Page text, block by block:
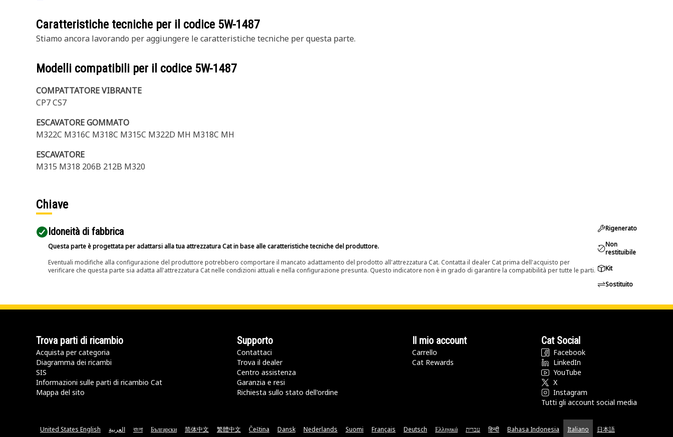
Caratteristiche tecniche per il codice 5W-1487
Stiamo ancora lavorando per aggiungere le caratteristiche tecniche per questa parte.
Modelli compatibili per il codice 5W-1487
COMPATTATORE VIBRANTE
CP7 CS7
ESCAVATORE GOMMATO
M322C M316C M318C M315C M322D MH M318C MH
ESCAVATORE
M315 M318 206B 212B M320
Chiave
Idoneità di fabbrica
Questa parte è progettata per adattarsi alla tua attrezzatura Cat in base alle caratteristiche tecniche del produttore.
Eventuali modifiche alla configurazione del produttore potrebbero comportare il mancato adattamento del prodotto all'attrezzatura Cat. Contatta il dealer Cat prima dell'acquisto per
verificare che questa parte sia adatta all'attrezzatura Cat nelle condizioni attuali e nella configurazione presunta. Questo indicatore non è in grado di garantire la compatibilità per tutte le parti.
Rigenerato
Non
restituibile
Kit
Sostituito
Trova parti di ricambio
Acquista per categoria
Diagramma dei ricambi
SIS
Informazioni sulle parti di ricambio Cat
Mappa del sito
Supporto
Contattaci
Trova il dealer
Centro assistenza
Garanzia e resi
Richiesta sullo stato dell'ordine
Il mio account
Carrello
Cat Rewards
Cat Social
Facebook
LinkedIn
YouTube
X
Instagram
Tutti gli account social media
United States English العربية বাংলা Български 简体中文 繁體中文 Čeština Dansk Nederlands Suomi Français Deutsch Ελληνικά עברית हिन्दी Bahasa Indonesia Italiano 日本語